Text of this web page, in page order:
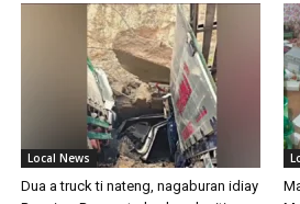
Local News
Dua a truck ti nateng, nagaburan idiay